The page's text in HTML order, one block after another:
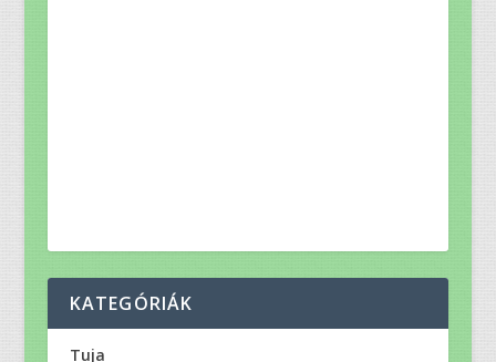
KATEGÓRIÁK
Tuja